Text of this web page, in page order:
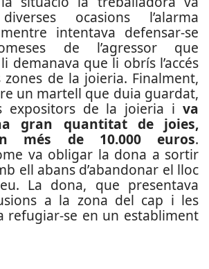
ocasions l’alarma
intentava defensar-se
de l’agressor que
demanava que li obrís l’accés
de la joieria. Finalment,
un martell que duia guardat,
expositors de la joieria i va
gran quantitat de joies,
més de 10.000 euros.
va obligar la dona a sortir
ell abans d’abandonar el lloc
La dona, que presentava
a la zona del cap i les
refugiar-se en un establiment